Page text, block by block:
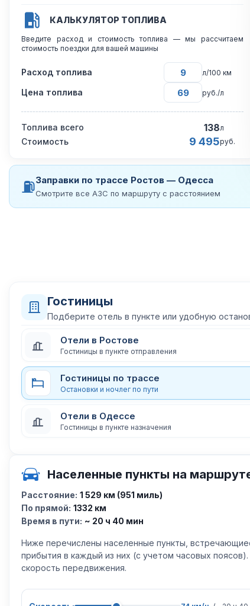
КАЛЬКУЛЯТОР ТОПЛИВА
Введите расход и стоимость топлива — мы рассчитаем
стоимость поездки для вашей машины
Расход топлива л/100 км
Цена топлива руб./л
Топлива всего 138л
Стоимость 9 495руб.
⛽Заправки по трассе Ростов — Одесса
Смотрите все АЗС по маршруту с расстоянием
Гостиницы
Подберите отель в пункте или удобную
Отели в Ростове
Гостиницы в пункте отправления
Гостиницы по трассе
Остановки и ночлег по пути
Отели в Одессе
Гостиницы в пункте назначения
Населенные пункты на
Расстояние: 1 529 км (951 миль)
По прямой: 1332 км
Время в пути: ~ 20 ч 40 мин
Ниже перечислены населенные пункты,
прибытия в каждый из них (с учетом часовых
скорость передвижения.